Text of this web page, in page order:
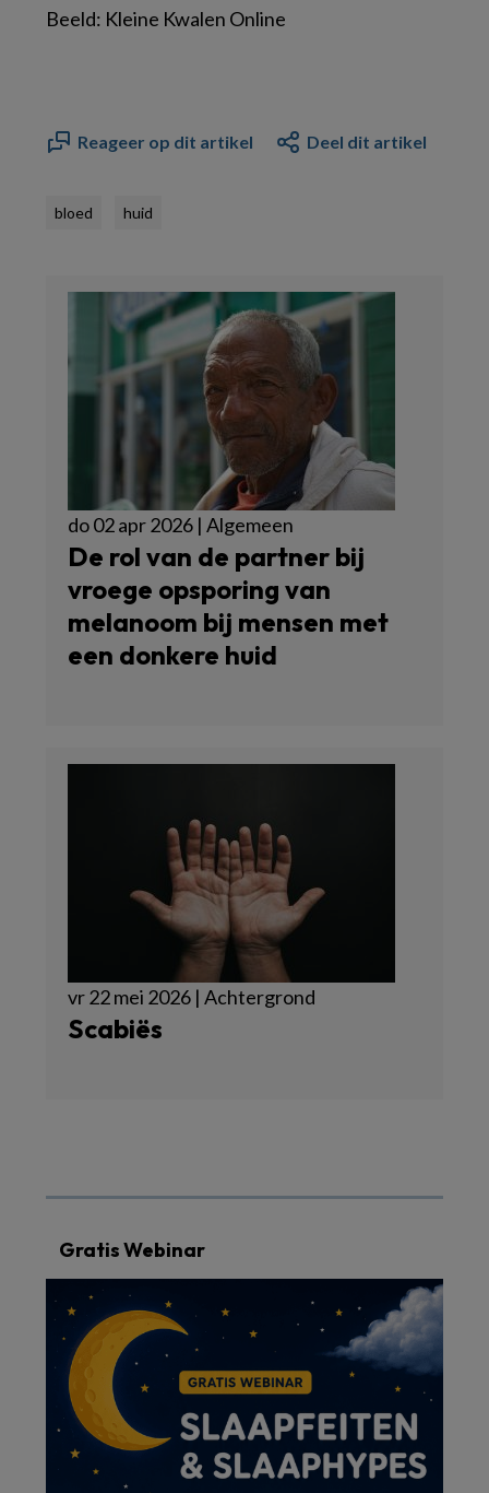
Beeld: Kleine Kwalen Online
Reageer op dit artikel Deel dit artikel
bloed huid
do 02 apr 2026 | Algemeen
De rol van de partner bij
vroege opsporing van
melanoom bij mensen met
een donkere huid
vr 22 mei 2026 | Achtergrond
Scabiës
Gratis Webinar